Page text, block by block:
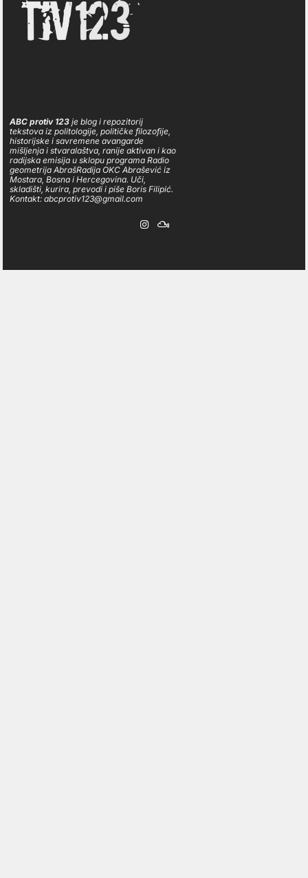
ABC protiv 123 je blog i repozitorij
tekstova iz politologije, političke filozofije,
historijske i savremene avangarde
mišljenja i stvaralaštva, ranije aktivan i kao
radijska emisija u sklopu programa Radio
geometrija AbrašRadija OKC Abrašević iz
Mostara, Bosna i Hercegovina. Uči,
skladišti, kurira, prevodi i piše Boris Filipić.
Kontakt: abcprotiv123@gmail.com